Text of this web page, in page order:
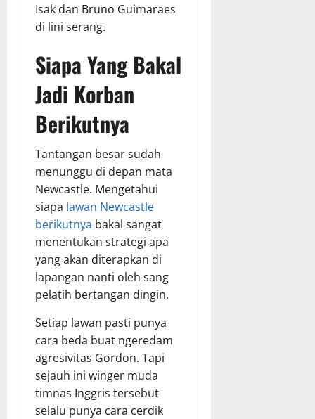
Isak dan Bruno Guimaraes
di lini serang.
Siapa Yang Bakal
Jadi Korban
Berikutnya
Tantangan besar sudah
menunggu di depan mata
Newcastle. Mengetahui
siapa lawan Newcastle
berikutnya bakal sangat
menentukan strategi apa
yang akan diterapkan di
lapangan nanti oleh sang
pelatih bertangan dingin.
Setiap lawan pasti punya
cara beda buat ngeredam
agresivitas Gordon. Tapi
sejauh ini winger muda
timnas Inggris tersebut
selalu punya cara cerdik